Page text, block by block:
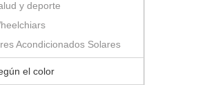
y deporte
Acondicionados Solares
el color